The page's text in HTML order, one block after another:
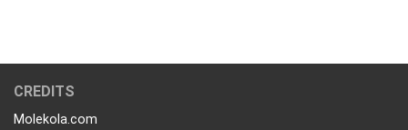
CREDITS
Molekola.com